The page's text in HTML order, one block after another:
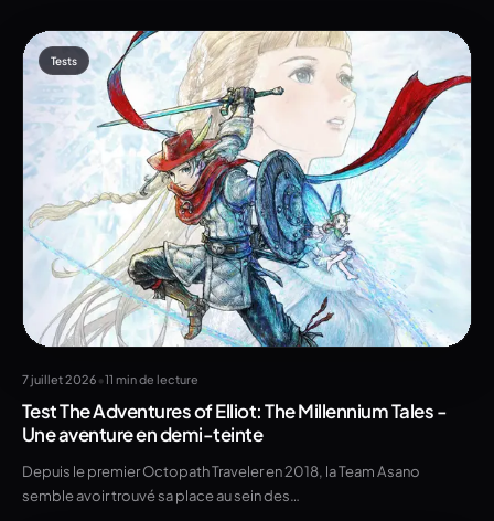
Tests
7 juillet 2026 •11 min de lecture
Test The Adventures of Elliot: The Millennium Tales -
Une aventure en demi-teinte
Depuis le premier Octopath Traveler en 2018, la Team Asano
semble avoir trouvé sa place au sein des…